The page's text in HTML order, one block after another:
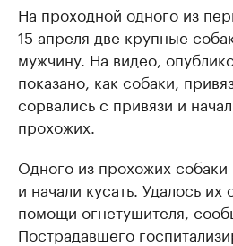
На проходной одного из
15 апреля две крупные
мужчину. На видео,
показано, как собаки,
сорвались с привязи и
прохожих.
Одного из прохожих
и начали кусать. Удалось их
помощи огнетушителя,
Пострадавшего